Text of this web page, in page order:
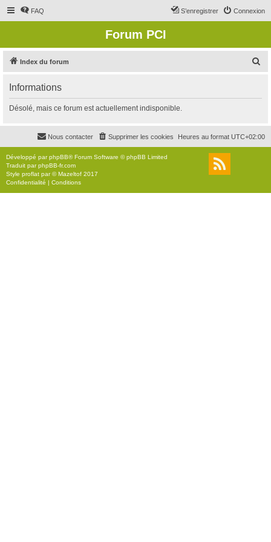
FAQ Connexion
S’enregistrer
Forum PCI
Index du forum
r
c
r
Informations
Désolé, mais ce forum est actuellement indisponible.
Heures au format UTC+02:00
Supprimer les cookies
Nous contacter
Développé parphpBB® Forum Software © phpBB Limited
Traduit parphpBB-fr.com
Style proflat par ©Mazeltof 2017
Confidentialité | Conditions